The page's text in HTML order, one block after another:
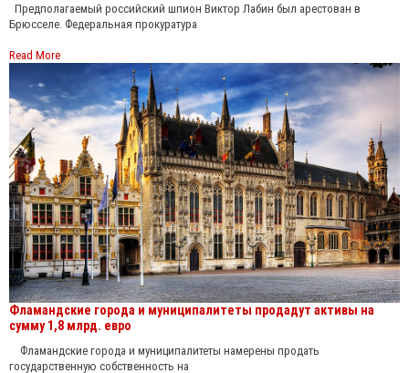
Предполагаемый российский шпион Виктор Лабин был арестован в
Брюсселе. Федеральная прокуратура
Read More
Фламандские города и муниципалитеты продадут активы на
сумму 1,8 млрд. евро
Фламандские города и муниципалитеты намерены продать
государственную собственность на